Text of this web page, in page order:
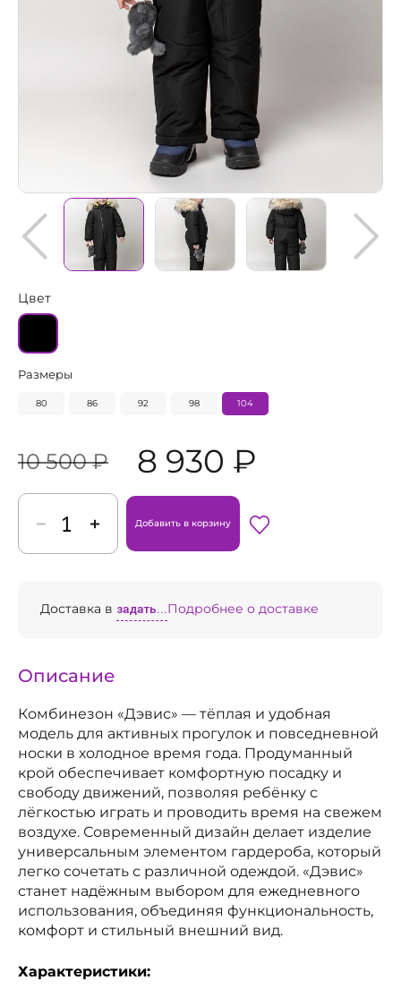
Цвет
Размеры
80 86 92 98 104
10 500 ₽ 8 930 ₽
Добавить в корзину
Доставка в задать...Подробнее о доставке
Описание
Комбинезон «Дэвис» — тёплая и удобная
модель для активных прогулок и повседневной
носки в холодное время года. Продуманный
крой обеспечивает комфортную посадку и
свободу движений, позволяя ребёнку с
лёгкостью играть и проводить время на свежем
воздухе. Современный дизайн делает изделие
универсальным элементом гардероба, который
легко сочетать с различной одеждой. «Дэвис»
станет надёжным выбором для ежедневного
использования, объединяя функциональность,
комфорт и стильный внешний вид.
Характеристики: